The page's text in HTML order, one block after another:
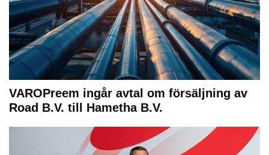
VAROPreem ingår avtal om försäljning av
Road B.V. till Hametha B.V.